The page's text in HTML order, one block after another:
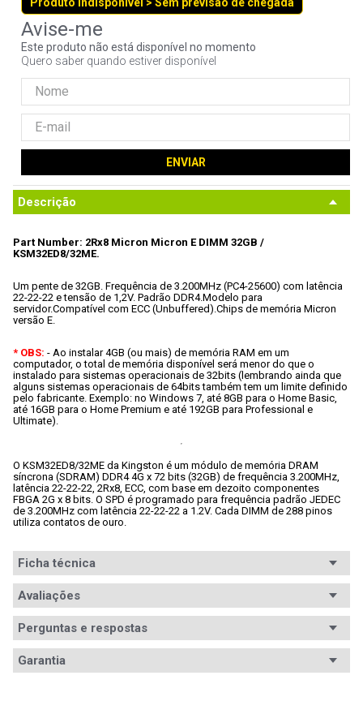
Este produto não está disponível no momento
Quero saber quando estiver disponível
ENVIAR
Descrição
Part Number: 2Rx8 Micron Micron E DIMM 32GB /
KSM32ED8/32ME.
Um pente de 32GB. Frequência de 3.200MHz (PC4-25600) com latência
22-22-22 e tensão de 1,2V. Padrão DDR4.Modelo para
servidor.Compatível com ECC (Unbuffered).Chips de memória Micron
versão E.
* OBS: - Ao instalar 4GB (ou mais) de memória RAM em um
computador, o total de memória disponível será menor do que o
instalado para sistemas operacionais de 32bits (lembrando ainda que
alguns sistemas operacionais de 64bits também tem um limite definido
pelo fabricante. Exemplo: no Windows 7, até 8GB para o Home Basic,
até 16GB para o Home Premium e até 192GB para Professional e
Ultimate).
O KSM32ED8/32ME da Kingston é um módulo de memória DRAM
síncrona (SDRAM) DDR4 4G x 72 bits (32GB) de frequência 3.200MHz,
latência 22-22-22, 2Rx8, ECC, com base em dezoito componentes
FBGA 2G x 8 bits. O SPD é programado para frequência padrão JEDEC
de 3.200MHz com latência 22-22-22 a 1.2V. Cada DIMM de 288 pinos
utiliza contatos de ouro.
Ficha técnica
Segmento
Padrão DDR4
Capacidade
Avaliações
Avaliações
Perguntas e respostas
Garantia
9º
noctua
10º fractal